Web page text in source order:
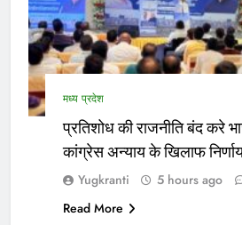
मध्य प्रदेश
प्रतिशोध की राजनीति बंद करे
कांग्रेस अन्याय के खिलाफ
Yugkranti 5 hours ago
Read More